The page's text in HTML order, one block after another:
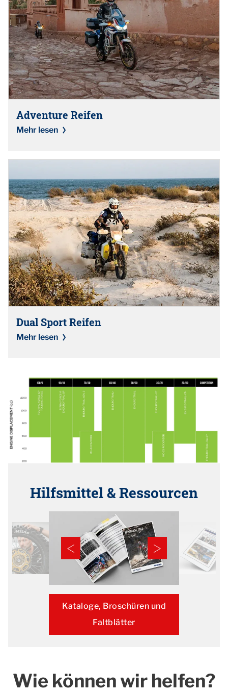
Adventure Reifen
Mehr lesen
Dual Sport Reifen
Mehr lesen
Hilfsmittel & Ressourcen
Kataloge, Broschüren und
Faltblätter
Wie können wir helfen?